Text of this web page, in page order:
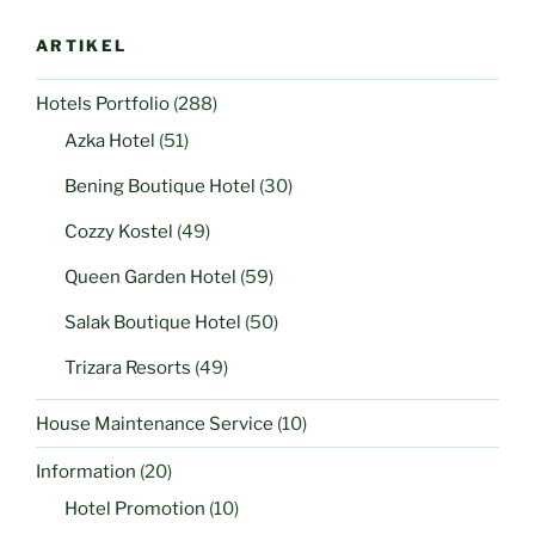
ARTIKEL
Hotels Portfolio (288)
Azka Hotel (51)
Bening Boutique Hotel (30)
Cozzy Kostel (49)
Queen Garden Hotel (59)
Salak Boutique Hotel (50)
Trizara Resorts (49)
House Maintenance Service (10)
Information (20)
Hotel Promotion (10)